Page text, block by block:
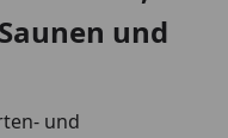
und
und